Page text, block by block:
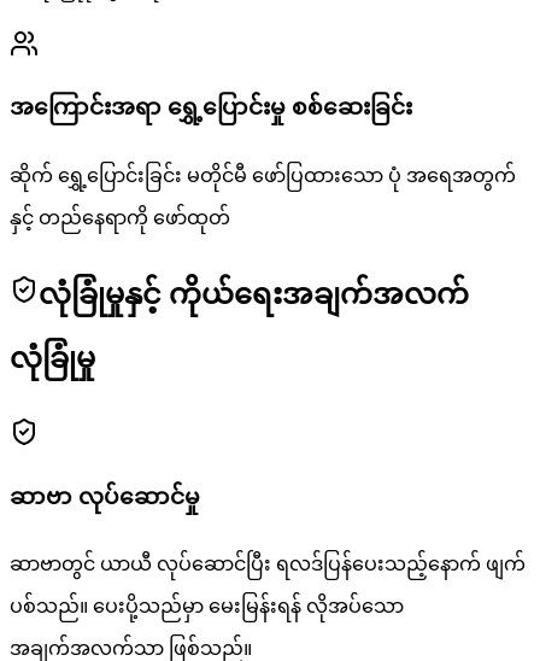
အကြောင်းအရာ ရွှေ့ပြောင်းမှု စစ်ဆေးခြင်း
ဆိုက် ရွှေ့ပြောင်းခြင်း မတိုင်မီ ဖော်ပြထားသော ပုံ အရေအတွက်
နှင့် တည်နေရာကို ဖော်ထုတ်
လုံခြုံမှုနှင့် ကိုယ်ရေးအချက်အလက်
လုံခြုံမှု
ဆာဗာ လုပ်ဆောင်မှု
ဆာဗာတွင် ယာယီ လုပ်ဆောင်ပြီး ရလဒ်ပြန်ပေးသည့်နောက် ဖျက်
ပစ်သည်။ ပေးပို့သည်မှာ မေးမြန်းရန် လိုအပ်သော
အချက်အလက်သာ ဖြစ်သည်။